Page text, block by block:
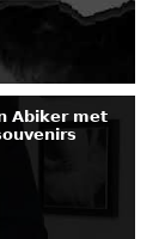
𝗔𝗯𝗶𝗸𝗲𝗿 𝗺𝗲𝘁